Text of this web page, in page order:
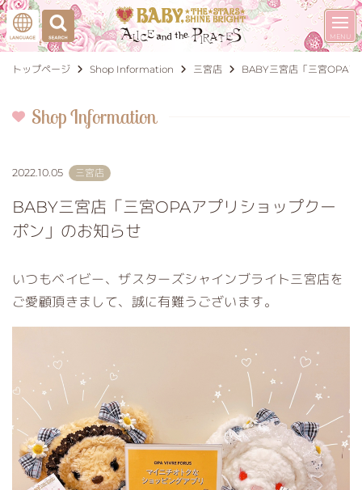
トップページ Shop Information 三宮店 BABY三宮店「三宮OPAア
Shop Information
2022.10.05 三宮店
BABY三宮店「三宮OPAアプリショップクー
ポン」のお知らせ
いつもベイビー、ザスターズシャインブライト三宮店を
ご愛顧頂きまして、誠に有難うございます。